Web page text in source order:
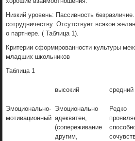
Низкий уровень: Пассивность
сотрудничеству. Отсутствует всякое
о партнере. ( Таблица 1).
Критерии сформированности культуры
младших школьников
Таблица 1
высокий средний
Эмоционально-
мотивационный
Эмоционально
адекватен,
(сопереживание
другим,
Редко